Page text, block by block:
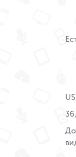
До